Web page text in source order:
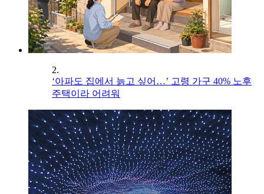
2.
‘아파도 집에서 늙고 싶어…’ 고령 가구 40% 노후
주택이라 어려워